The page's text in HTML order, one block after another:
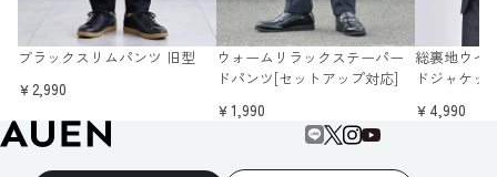
ブラックスリムパンツ 旧型
￥2,990
ウォームリラックステーパー
ドパンツ[セットアップ対応]
￥1,990
総裏地ウイ
ドジャケッ
￥4,990